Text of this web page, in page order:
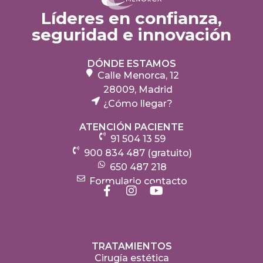
Líderes en confianza,
seguridad e innovación
DÓNDE ESTAMOS
Calle Menorca, 12
28009, Madrid
¿Cómo llegar?
ATENCIÓN PACIENTE
91 504 13 59
900 834 487 (gratuito)
650 487 218
Formulario contacto
TRATAMIENTOS
Cirugía estética